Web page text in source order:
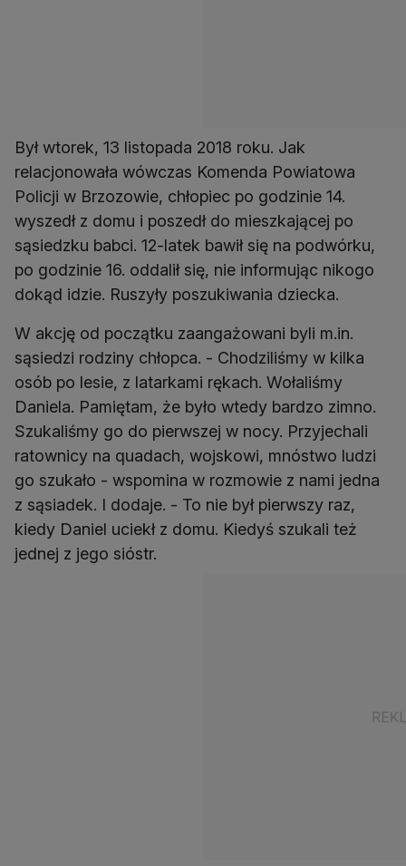
Był wtorek, 13 listopada 2018 roku. Jak
relacjonowała wówczas Komenda Powiatowa
Policji w Brzozowie, chłopiec po godzinie 14.
wyszedł z domu i poszedł do mieszkającej po
sąsiedzku babci. 12-latek bawił się na podwórku,
po godzinie 16. oddalił się, nie informując nikogo
dokąd idzie. Ruszyły poszukiwania dziecka.
W akcję od początku zaangażowani byli m.in.
sąsiedzi rodziny chłopca. - Chodziliśmy w kilka
osób po lesie, z latarkami rękach. Wołaliśmy
Daniela. Pamiętam, że było wtedy bardzo zimno.
Szukaliśmy go do pierwszej w nocy. Przyjechali
ratownicy na quadach, wojskowi, mnóstwo ludzi
go szukało - wspomina w rozmowie z nami jedna
z sąsiadek. I dodaje. - To nie był pierwszy raz,
kiedy Daniel uciekł z domu. Kiedyś szukali też
jednej z jego sióstr.